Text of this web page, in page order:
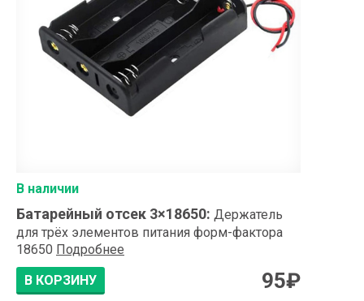
В наличии
Батарейный отсек 3×18650: Держатель
для трёх элементов питания форм-фактора
18650 Подробнее
В КОРЗИНУ
95₽